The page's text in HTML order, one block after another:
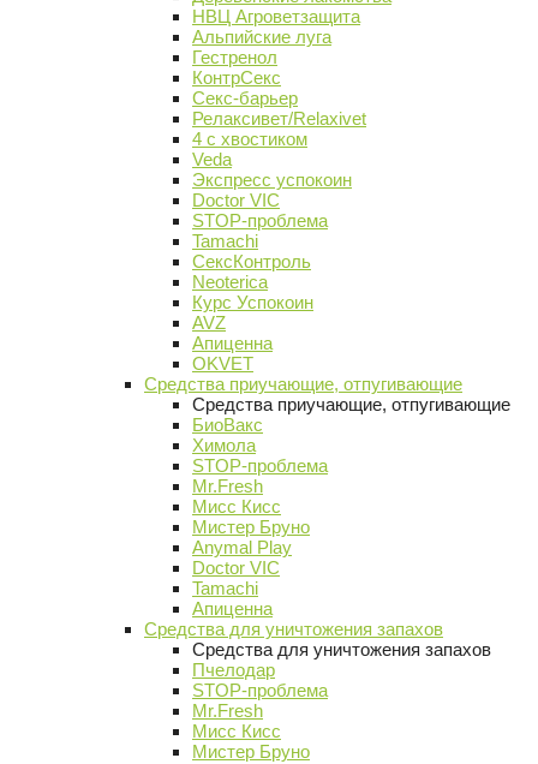
НВЦ Агроветзащита
Альпийские луга
Гестренол
КонтрСекс
Секс-барьер
Релаксивет/Relaxivet
4 с хвостиком
Veda
Экспресс успокоин
Doctor VIC
STOP-проблема
Tamachi
СексКонтроль
Neoterica
Курс Успокоин
AVZ
Апиценна
OKVET
Средства приучающие, отпугивающие
Средства приучающие, отпугивающие
БиоВакс
Химола
STOP-проблема
Mr.Fresh
Мисс Кисс
Мистер Бруно
Anymal Play
Doctor VIC
Tamachi
Апиценна
Средства для уничтожения запахов
Средства для уничтожения запахов
Пчелодар
STOP-проблема
Mr.Fresh
Мисс Кисс
Мистер Бруно